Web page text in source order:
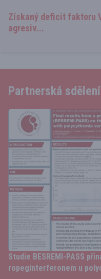
Získaný deficit faktoru
agresiv...
Partnerská sdělení
Studie BESREMI-PASS
ropeginterferonem u